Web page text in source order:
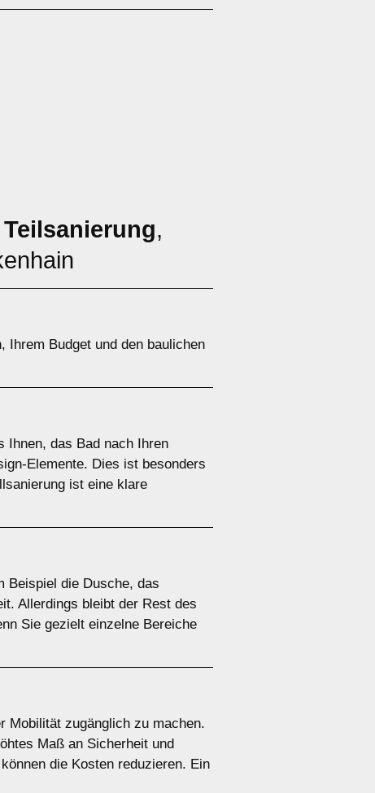
Teilsanierung,
Ihrem Budget und den baulichen
Ihnen, das Bad nach Ihren
Elemente. Dies ist besonders
ist eine klare
Beispiel die Dusche, das
Allerdings bleibt der Rest des
Sie gezielt einzelne Bereiche
Mobilität zugänglich zu machen.
Maß an Sicherheit und
die Kosten reduzieren. Ein